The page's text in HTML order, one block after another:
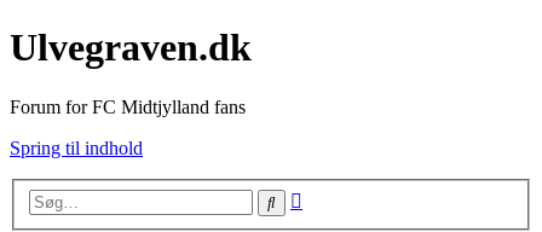
Ulvegraven.dk
Forum for FC Midtjylland fans
Spring til indhold
Søg